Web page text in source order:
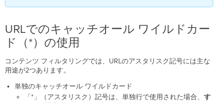
Web
サ
イ
ト
の
ブ
ロ
ッ
URLでのキャッチオール ワイルドカー
ド（*）の使用
コンテンツ フィルタリングでは、URLのアスタリスク記号には主な
用途が2つあります。
単独のキャッチオール ワイルドカード
「*」（アスタリスク）記号は、単独行で使用された場合、 す